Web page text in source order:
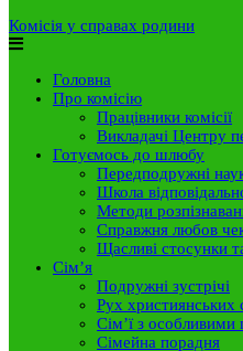
Комісія у справах родини
Головна
Про комісію
Працівники комісії
Викладачі Центру
Готуємось до шлюбу
Передподружні
Школа
Методи
Справжня любов
Щасливі стосунки
Сім’я
Подружні зустрічі
Рух християнських
Сім’ї з особливими
Сімейна порадня